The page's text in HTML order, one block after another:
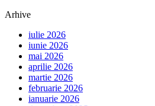
Arhive
iulie 2026
iunie 2026
mai 2026
aprilie 2026
martie 2026
februarie 2026
ianuarie 2026